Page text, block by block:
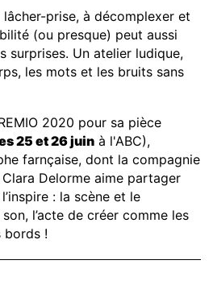
prise, à décomplexer et
(ou presque) peut aussi
surprises. Un atelier ludique,
les mots et les bruits sans
2020 pour sa pièce
25 et 26 juin à l'ABC),
farnçaise, dont la compagnie
Delorme aime partager
: la scène et le
l’acte de créer comme les
bords !